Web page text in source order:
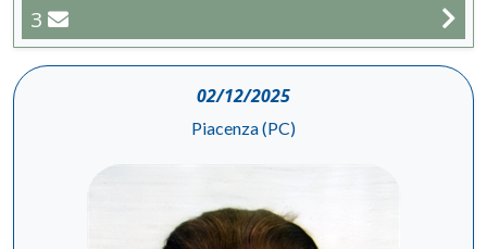
3
02/12/2025
Piacenza (PC)